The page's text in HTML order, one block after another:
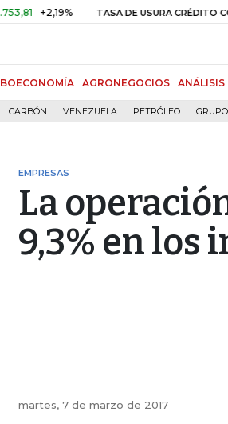
TASA DE USURA CRÉDITO CONSUMO
AGRONEGOCIOS ANÁLISIS
CARBÓN VENEZUELA PETRÓLEO
EMPRESAS
La
9,3% en los
martes, 7 de marzo de 2017